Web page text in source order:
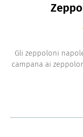
Gli zeppoloni
campana ai